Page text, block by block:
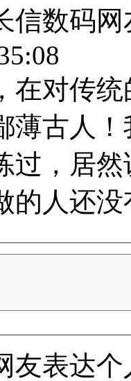
信数码
在对传
薄古人
过，居
的人还
友表达